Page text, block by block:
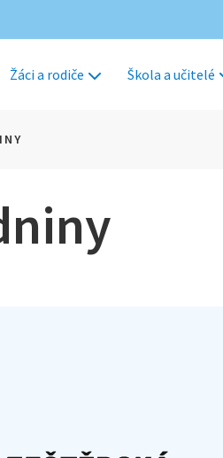
Žáci a rodiče Škola a učitelé